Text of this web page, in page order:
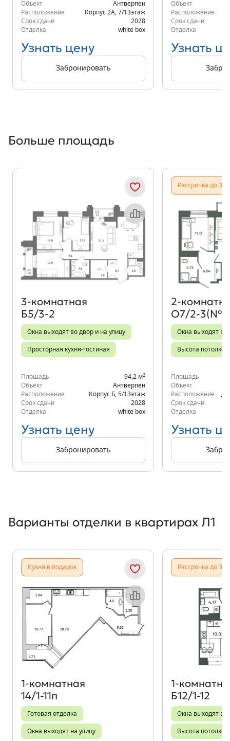
Объект
Антверпен
Расположение
Корпус 2А 7/13этаж
Срок сдачи
2028
Отделка
white box
Узнать цену
Забронировать
Объект
Расположение
Срок сдачи
Отделка
Узнать
Больше площадь
Объект месяца
3‑комнатная
Б5/3-2
Окна выходят во двор и на улицу
Просторная кухня-гостиная
Площадь 94,2 м2
Объект
Антверпен
Расположение
Корпус Б 5/13этаж
Срок сдачи
2028
Отделка
white box
Узнать цену
Забронировать
Рассрочка до
О7/2-
Окна выходят во
Высота
Площадь
Объект
Расположение
Срок сдачи
Отделка
Узнать
Варианты отделки в квартирах Л1
Кухня в подарок
Объект месяца
1‑комнатная
14/1-11п
Готовая отделка
Окна выходят на улицу
Рассрочка до
Б12/1-12
Окна выходят во
Высота